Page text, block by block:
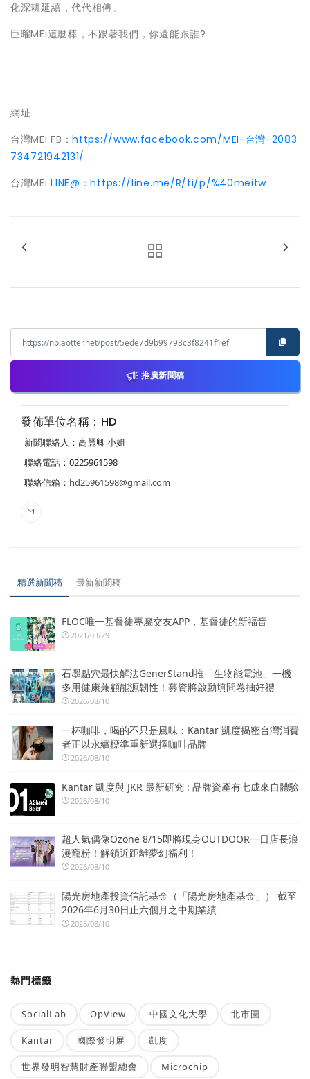
化深耕延續，代代相傳。
巨曜MEi這麼棒，不跟著我們，你還能跟誰?
網址
台灣MEi FB：https://www.facebook.com/MEI-台灣-2083
734721942131/
台灣MEiLINE@：https://line.me/R/ti/p/%40meitw
推廣新聞稿
發佈單位名稱：HD
新聞聯絡人：高麗卿 小姐
聯絡電話：0225961598
聯絡信箱： hd25961598@gmail.com
精選新聞稿 最新新聞稿
FLOC唯一基督徒專屬交友APP，基督徒的新福音
2021/03/29
石墨點穴最快解法GenerStand推「生物能電池」一機
多用健康兼顧能源韌性！募資將啟動填問卷抽好禮
2026/08/10
一杯咖啡，喝的不只是風味：Kantar 凱度揭密台灣消費
者正以永續標準重新選擇咖啡品牌
2026/08/10
Kantar 凱度與 JKR 最新研究 : 品牌資產有七成來自體驗
2026/08/10
超人氣偶像Ozone 8/15即將現身OUTDOOR一日店長浪
漫寵粉！解鎖近距離夢幻福利！
2026/08/10
陽光房地產投資信託基金（「陽光房地產基金」） 截至
2026年6月30日止六個月之中期業績
2026/08/10
熱門標籤
SocialLab OpView 中國文化大學 北市圖
Kantar 國際發明展 凱度
世界發明智慧財產聯盟總會 Microchip